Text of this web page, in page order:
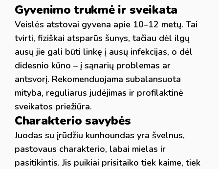
Gyvenimo trukmė ir sveikata
Veislės atstovai gyvena apie 10–12 metų. Tai
tvirti, fiziškai atsparūs šunys, tačiau dėl ilgų
ausų jie gali būti linkę į ausų infekcijas, o dėl
didesnio kūno – į sąnarių problemas ar
antsvorį. Rekomenduojama subalansuota
mityba, reguliarus judėjimas ir profilaktinė
sveikatos priežiūra.
Charakterio savybės
Juodas su įrūdžiu kunhoundas yra švelnus,
pastovaus charakterio, labai mielas ir
pasitikintis. Jis puikiai prisitaiko tiek kaime, tiek